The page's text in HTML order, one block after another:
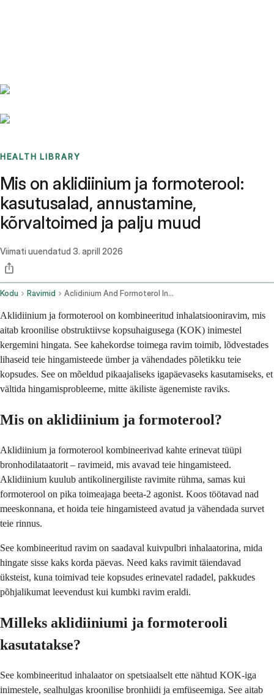
HEALTH LIBRARY
Mis on aklidiinium ja formoterool:
kasutusalad, annustamine,
kõrvaltoimed ja palju muud
Viimati uuendatud 3. aprill 2026
Kodu Ravimid Aclidinium And Formoterol Inhalation Route
Aklidiinium ja formoterool on kombineeritud inhalatsiooniravim, mis
aitab kroonilise obstruktiivse kopsuhaigusega (KOK) inimestel
kergemini hingata. See kahekordse toimega ravim toimib, lõdvestades
lihaseid teie hingamisteede ümber ja vähendades põletikku teie
kopsudes. See on mõeldud pikaajaliseks igapäevaseks kasutamiseks, et
vältida hingamisprobleeme, mitte äkiliste ägenemiste raviks.
Mis on aklidiinium ja formoterool?
Aklidiinium ja formoterool kombineerivad kahte erinevat tüüpi
bronhodilataatorit – ravimeid, mis avavad teie hingamisteed.
Aklidiinium kuulub antikolinergiliste ravimite rühma, samas kui
formoterool on pika toimeajaga beeta-2 agonist. Koos töötavad nad
meeskonnana, et hoida teie hingamisteed avatud ja vähendada survet
teie rinnus.
See kombineeritud ravim on saadaval kuivpulbri inhalaatorina, mida
hingate sisse kaks korda päevas. Need kaks ravimit täiendavad
üksteist, kuna toimivad teie kopsudes erinevatel radadel, pakkudes
põhjalikumat leevendust kui kumbki ravim eraldi.
Milleks aklidiiniumi ja formoterooli
kasutatakse?
See kombineeritud inhalaator on spetsiaalselt ette nähtud KOK-iga
inimestele, sealhulgas kroonilise bronhiidi ja emfüseemiga. See aitab